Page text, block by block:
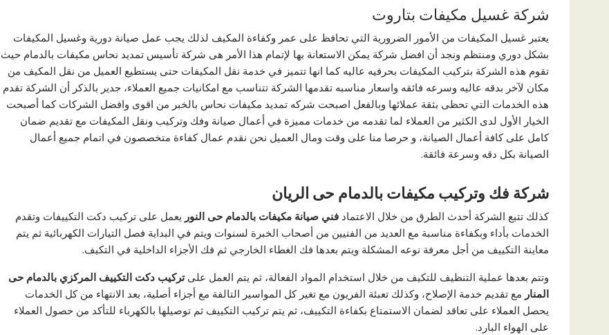
شركة غسيل مكيفات بتاروت
يعتبر غسيل المكيفات من الأمور الضرورية التي تحافظ على عمر وكفاءة المكيف لذلك يجب عمل صيانة دورية وغسيل المكيفات
بشكل دوري ومنتظم ونجد أن افضل شركة يمكن الاستعانة بها لإتمام هذا الأمر هى شركة تأسيس تمديد نحاس مكيفات بالدمام حيث
تقوم هذه الشركة بتركيب المكيفات بحرفيه عاليه كما انها تتميز في خدمة نقل المكيفات حتى يستطيع العميل من نقل المكيف من
مكان لآخر بدقه عاليه وسرعه فائقه واسعار مناسبه تقدمها الشركة تتناسب مع امكانيات جميع العملاء، جدير بالذكر أن الشركة تقدم
هذه الخدمات التي تحظى بثقة عملائها وبالفعل اصبحت شركه تمديد مكيفات نحاس بالخبر من اقوى وافضل الشركات كما أصبحت
الخيار الأول لدى الكثير من العملاء لما تقدمه من خدمات مميزة في أعمال صيانة وفك وتركيب ونقل المكيفات مع تقديم ضمان
كامل على كافة أعمال الصيانة، و حرصا منا على وقت ومال العميل نحن نقدم عمال كفاءة متخصصون في اتمام جميع أعمال
الصيانة بكل دقه وسرعة فائقة.
شركة فك وتركيب مكيفات بالدمام حى الريان
كذلك تتبع الشركة أحدث الطرق من خلال الاعتماد فني صيانة مكيفات بالدمام حى النور يعمل على تركيب دكت التكييفات وتقدم
الخدمات بأداء وبكفاءة مناسبة مع العديد من الفنيين من أصحاب الخبرة لسنوات ويتم في البداية فصل التيارات الكهربائية ثم يتم
معاينة التكييف من أجل معرفة نوعه المشكلة ويتم بعدها فك الغطاء الخارجي ثم فك الأجزاء الداخلية في التكيف.
وتتم بعدها عملية التنظيف للتكيف من خلال استخدام المواد الفعالة، ثم يتم العمل علىتركيب دكت التكييف المركزي بالدمام حى
المنار مع تقديم خدمة الإصلاح، وكذلك تعبئة الفريون مع تغير كل المواسير التالفة مع أجزاء أصلية، بعد الانتهاء من كل الخدمات
يحصل العملاء على تعاقد لضمان الاستمتاع بكفاءة التكييف، ثم يتم تركيب التكييف ثم توصيلها بالكهرباء للتأكد من حصول العملاء
على الهواء البارد.